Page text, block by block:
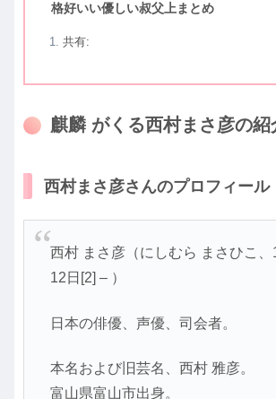
格好いい優しい叔父上まとめ
共有:
麒麟 がくる西村まさ彦の紹
西村まさ彦さんのプロフィール
西村 まさ彦（にしむら まさひこ、
12日[2] – ）
日本の俳優、声優、司会者。
本名および旧芸名、西村 雅彦。
富山県富山市出身。